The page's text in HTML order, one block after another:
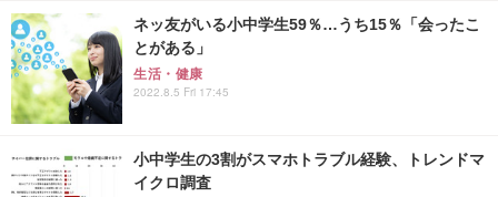
ネッ友がいる小中学生59％…うち15％「会ったこ
とがある」
生活・健康
2022.8.5 Fri 17:45
小中学生の3割がスマホトラブル経験、トレンドマ
イクロ調査